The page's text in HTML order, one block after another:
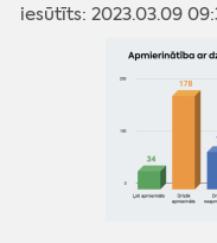
iesūtīts: 2023.03.09